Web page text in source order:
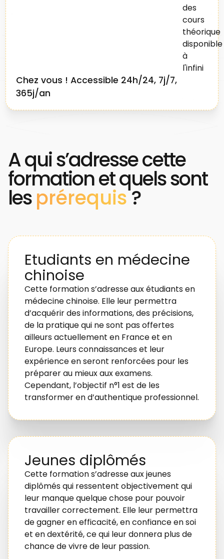
Chez vous ! Accessible 24h/24, 7j/7,
365j/an
A qui s’adresse cette
formation et quels sont
lesprérequis?
Etudiants en médecine
chinoise
Cette formation s’adresse aux étudiants en
médecine chinoise. Elle leur permettra
d’acquérir des informations, des précisions,
de la pratique qui ne sont pas offertes
ailleurs actuellement en France et en
Europe. Leurs connaissances et leur
expérience en seront renforcées pour les
préparer au mieux aux examens.
Cependant, l’objectif n°1 est de les
transformer en d’authentique professionnel.
Jeunes diplômés
Cette formation s’adresse aux jeunes
diplômés qui ressentent objectivement qui
leur manque quelque chose pour pouvoir
travailler correctement. Elle leur permettra
de gagner en efficacité, en confiance en soi
et en dextérité, ce qui leur donnera plus de
chance de vivre de leur passion.